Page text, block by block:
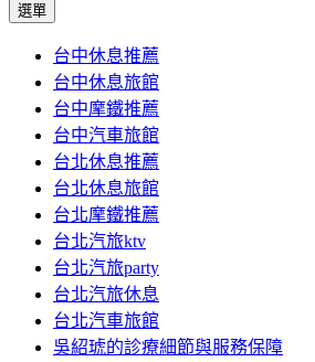
選單
內
容
台中休息推薦
台中休息旅館
台中摩鐵推薦
台中汽車旅館
台北休息推薦
台北休息旅館
台北摩鐵推薦
台北汽旅ktv
台北汽旅party
台北汽旅休息
台北汽車旅館
吳紹琥的診療細節與服務保障